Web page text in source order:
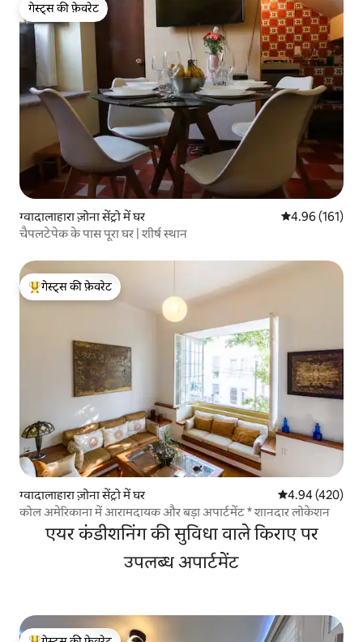
गेस्ट्स की फ़ेवरेट
गेस्ट्स की फ़ेवरेट
ग्वादालाहारा ज़ोना सेंट्रो में घर औसत रेटिंग 5 में से
4.96 (161)
चैपलटेपेक के पास पूरा घर | शीर्ष स्थान
गेस्ट्स का टॉप फ़ेवरेट
गेस्ट्स की फ़ेवरेट
ग्वादालाहारा ज़ोना सेंट्रो में घर औसत रेटिंग 5 में से
4.94 (420)
कोल अमेरिकाना में आरामदायक और बड़ा अपार्टमेंट * शानदार लोकेशन
एयर कंडीशनिंग की सुविधा वाले किराए पर
उपलब्ध अपार्टमेंट